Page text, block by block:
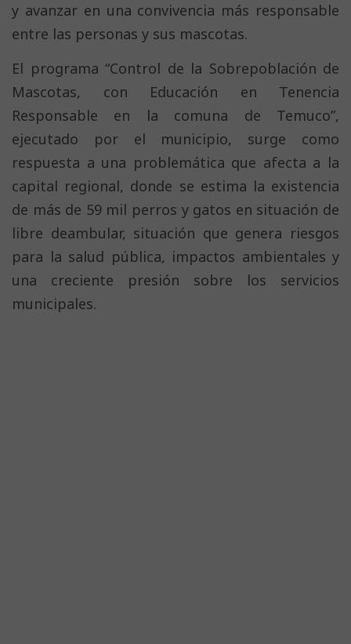
y avanzar en una convivencia más responsable
entre las personas y sus mascotas.
El programa “Control de la Sobrepoblación de
Mascotas, con Educación en Tenencia
Responsable en la comuna de Temuco”,
ejecutado por el municipio, surge como
respuesta a una problemática que afecta a la
capital regional, donde se estima la existencia
de más de 59 mil perros y gatos en situación de
libre deambular, situación que genera riesgos
para la salud pública, impactos ambientales y
una creciente presión sobre los servicios
municipales.